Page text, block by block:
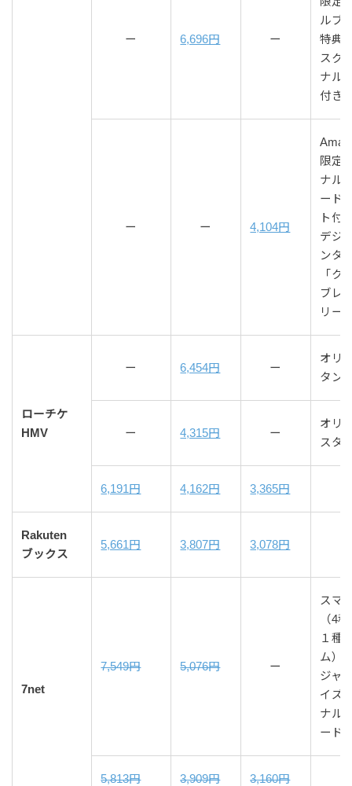
ー 6,696円 ー
ルブ
特典
スク
ナル
付き
ー ー 4,104円
限定
ナル
ード
ト付
デジ
ンタ
「ク
ブレ
リー
ローチケ
HMV
ー 6,454円 ー
オリ
タン
ー 4,315円 ー
オリ
スタ
6,191円 4,162円 3,365円
Rakuten
ブックス
5,661円 3,807円 3,078円
7net
7,549円 5,076円 ー
スマ
（4
１種
ム）
ジャ
イズ
ナル
ード
5,813円 3,909円 3,160円